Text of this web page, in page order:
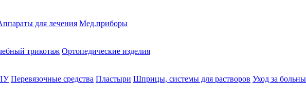
для лечения Мед.приборы
трикотаж Ортопедические изделия
Перевязочные средства Пластыри Шприцы, системы для растворов Уход за